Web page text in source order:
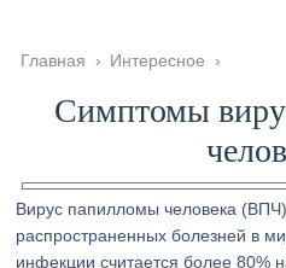
Главная › Интересное ›
Симптомы
Вирус папилломы человека
распространенных болезней в
инфекции считается более 80%